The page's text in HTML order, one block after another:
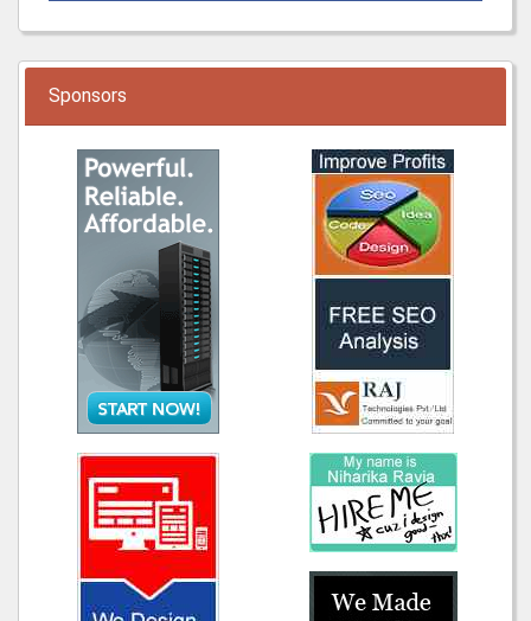
Sponsors